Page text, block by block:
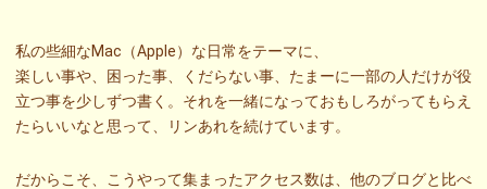
私の些細なMac（Apple）な日常をテーマに、
楽しい事や、困った事、くだらない事、たまーに一部の人だけが役
立つ事を少しずつ書く。それを一緒になっておもしろがってもらえ
たらいいなと思って、リンあれを続けています。
だからこそ、こうやって集まったアクセス数は、他のブログと比べ